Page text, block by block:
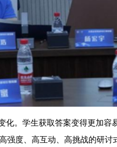
。学生获取答案变得更加
度、高互动、高挑战的研